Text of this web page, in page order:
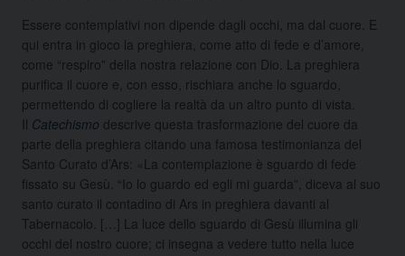
Essere contemplativi non dipende dagli occhi, ma dal cuore. E
qui entra in gioco la preghiera, come atto di fede e d’amore,
come “respiro” della nostra relazione con Dio. La preghiera
purifica il cuore e, con esso, rischiara anche lo sguardo,
permettendo di cogliere la realtà da un altro punto di vista.
Il Catechismo descrive questa trasformazione del cuore da
parte della preghiera citando una famosa testimonianza del
Santo Curato d’Ars: «La contemplazione è sguardo di fede
fissato su Gesù. “Io lo guardo ed egli mi guarda”, diceva al suo
santo curato il contadino di Ars in preghiera davanti al
Tabernacolo. […] La luce dello sguardo di Gesù illumina gli
occhi del nostro cuore; ci insegna a vedere tutto nella luce